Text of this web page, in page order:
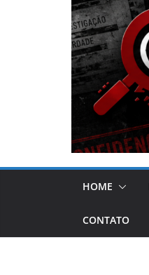
HOME
CONTATO